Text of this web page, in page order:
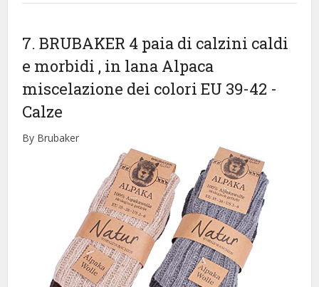
7. BRUBAKER 4 paia di calzini caldi
e morbidi , in lana Alpaca
miscelazione dei colori EU 39-42 -
Calze
By Brubaker